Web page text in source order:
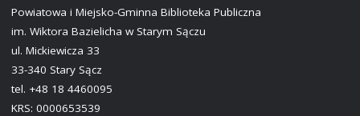
Powiatowa i Miejsko-Gminna Biblioteka Publiczna
im. Wiktora Bazielicha w Starym Sączu
ul. Mickiewicza 33
33-340 Stary Sącz
tel. +48 18 4460095
KRS: 0000653539